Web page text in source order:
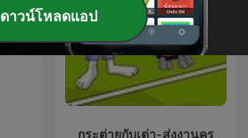
กระต่ายกับเต่า-ส่งงานครู
ดาวน์โหลดแอป